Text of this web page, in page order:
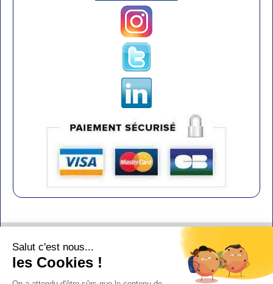
Salut c'est nous...
les Cookies !